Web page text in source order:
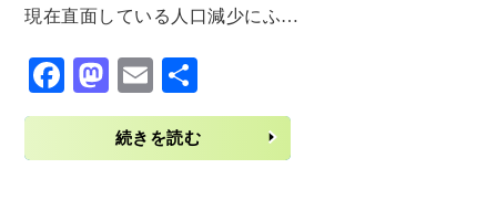
現在直面している人口減少にふ…
F
ac
M
as
to
E
m
ai
有
続きを読む